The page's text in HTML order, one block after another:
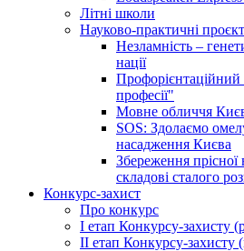
Літні школи
Науково-практичні
Незламність –
нації
професії"
Мовне обличчя
SOS: Здолаємо
насадження Києва
Збереження
складові сталого
Конкурс-захист
Про конкурс
І етап Конкурсу-захисту
ІІ етап Конкурсу-захисту